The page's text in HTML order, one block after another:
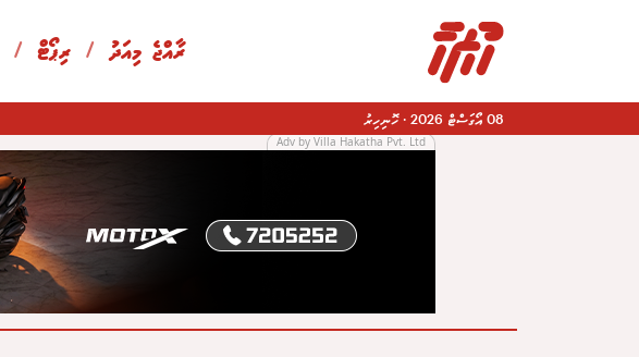
ރާއްޖެ މިއަދު / ރިޕޯޓް /
08 އޯގަސްޓް 2026 ·ހޮނިހިރު
Adv by Villa Hakatha Pvt. Ltd
|